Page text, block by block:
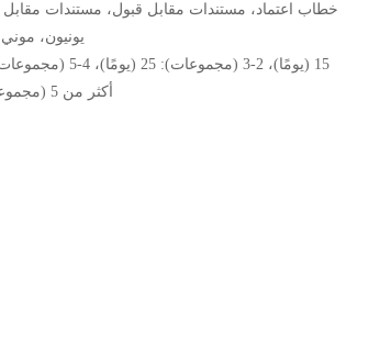
خطاب اعتماد، مستندات مقابل قبول، مستندات
يونيون،
أكثر من 5 (مجموعات): يتم التفاوض عليها (أيامًا)